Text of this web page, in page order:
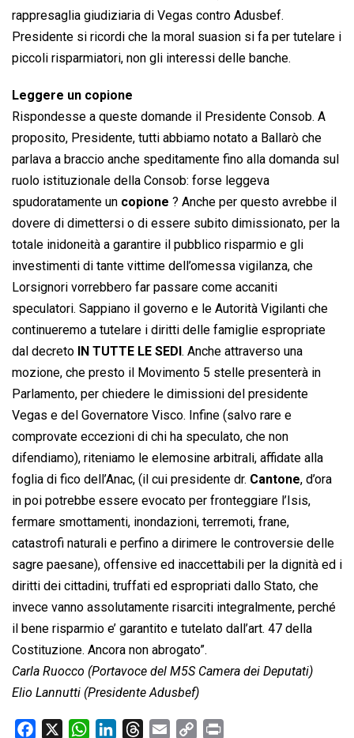
rappresaglia giudiziaria di Vegas contro Adusbef.
Presidente si ricordi che la moral suasion si fa per tutelare i
piccoli risparmiatori, non gli interessi delle banche.
Leggere un copione
Rispondesse a queste domande il Presidente Consob. A
proposito, Presidente, tutti abbiamo notato a Ballarò che
parlava a braccio anche speditamente fino alla domanda sul
ruolo istituzionale della Consob: forse leggeva
spudoratamente un copione ? Anche per questo avrebbe il
dovere di dimettersi o di essere subito dimissionato, per la
totale inidoneità a garantire il pubblico risparmio e gli
investimenti di tante vittime dell’omessa vigilanza, che
Lorsignori vorrebbero far passare come accaniti
speculatori. Sappiano il governo e le Autorità Vigilanti che
continueremo a tutelare i diritti delle famiglie espropriate
dal decreto IN TUTTE LE SEDI . Anche attraverso una
mozione, che presto il Movimento 5 stelle presenterà in
Parlamento, per chiedere le dimissioni del presidente
Vegas e del Governatore Visco. Infine (salvo rare e
comprovate eccezioni di chi ha speculato, che non
difendiamo), riteniamo le elemosine arbitrali, affidate alla
foglia di fico dell’Anac, (il cui presidente dr. Cantone, d’ora
in poi potrebbe essere evocato per fronteggiare l’Isis,
fermare smottamenti, inondazioni, terremoti, frane,
catastrofi naturali e perfino a dirimere le controversie delle
sagre paesane), offensive ed inaccettabili per la dignità ed i
diritti dei cittadini, truffati ed espropriati dallo Stato, che
invece vanno assolutamente risarciti integralmente, perché
il bene risparmio e’ garantito e tutelato dall’art. 47 della
Costituzione. Ancora non abrogato”.
Carla Ruocco (Portavoce del M5S Camera dei Deputati)
Elio Lannutti (Presidente Adusbef)
W